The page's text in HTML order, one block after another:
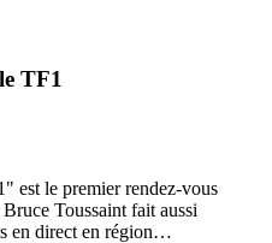
TF1
est le premier rendez-vous
Toussaint fait aussi
en direct en région…